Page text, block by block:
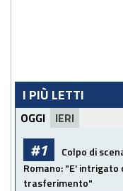
I PIÙ LETTI
OGGI IERI
#1
Colpo di
Romano: "E' intrigato
trasferimento"